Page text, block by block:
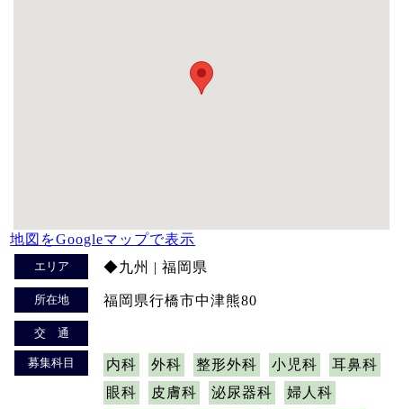
地図をGoogleマップで表示
エリア ◆九州 | 福岡県
所在地 福岡県行橋市中津熊80
交 通
募集科目 内科 外科 整形外科 小児科
耳鼻科
眼科
皮膚科 泌尿器科
婦人科